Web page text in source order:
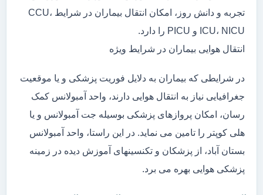
تجربه و دانش روز، امکان انتقال بیماران در شرایط CCU،
ICU، NICU و PICU را دارد.
انتقال هوایی بیماران در شرایط ویژه
در شرایطی که بیماران به دلایل فوریت پزشکی و یا موقعیت
جغرافیایی نیاز به انتقال هوایی دارند، واحد آمبولانس کمک
رسان، امکان پروازهای پزشکی بوسیله جت آمبولانس و یا
هلی کوپتر را تامین می نماید. در این راستا، واحد آمبولانس
بستان آباد، از پزشکان و تکنسینهای آموزش دیده در زمینه
پزشکی هوایی بهره می برد.